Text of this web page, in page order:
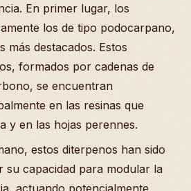
En primer lugar, los
los de tipo podocarpano,
más destacados. Estos
formados por cadenas de
se encuentran
en las resinas que
y en las hojas perennes.
estos diterpenos han sido
su capacidad para modular la
actuando potencialmente